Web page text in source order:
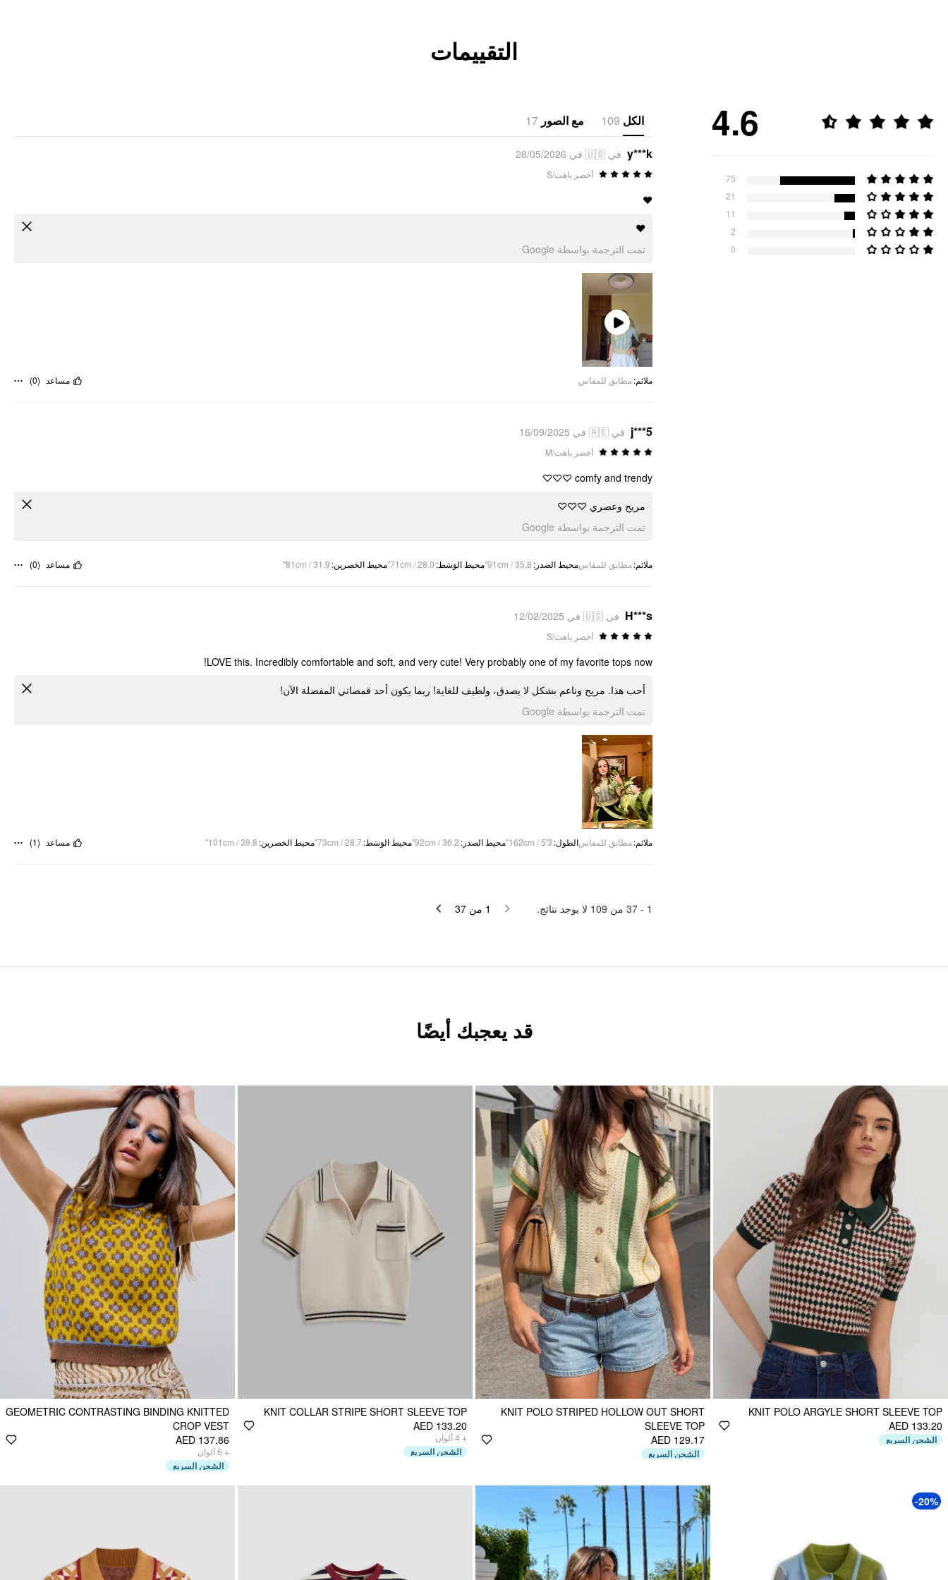
التقييمات
4.6
75
21
11
2
0
الكل 109 مع الصور 17
y***k في 🇺🇸 في 28/05/2026
أخضر باهت/S
❤️
❤️
تمت الترجمة بواسطة Google
Play
Video
ملائم:مطابق للمقاس مساعد (
0
)
j***5 في 🇦🇪 في 16/09/2025
أخضر باهت/M
comfy and trendy ♡♡♡
مريح وعصري ♡♡♡
تمت الترجمة بواسطة Google
ملائم:مطابق للمقاسمحيط الصدر:
91cm / 35.8" محيط الوَسَط:
71cm / 28.0" محيط الخصرين:
81cm / 31.9" مساعد (
0
)
H***s في 🇺🇸 في 12/02/2025
أخضر باهت/S
LOVE this. Incredibly comfortable and soft, and very cute! Very probably one of my favorite tops now!
أحب هذا. مريح وناعم بشكل لا يصدق، ولطيف للغاية! ربما يكون أحد قمصاني المفضلة الآن!
تمت الترجمة بواسطة Google
ملائم:مطابق للمقاسالطول:
162cm / 5'3" محيط الصدر:
92cm / 36.2" محيط الوَسَط:
73cm / 28.7" محيط الخصرين:
101cm / 39.8" مساعد (
1
)
1 -
37 من 109 لا يوجد نتائج. 1 من 37
قد يعجبك أيضًا
KNIT POLO ARGYLE SHORT SLEEVE TOP
AED 133.20
الشحن السريع
KNIT POLO STRIPED HOLLOW OUT SHORT
SLEEVE TOP
AED 129.17
الشحن السريع
KNIT COLLAR STRIPE SHORT SLEEVE TOP
AED 133.20
+
4ألوان
الشحن السريع
GEOMETRIC CONTRASTING BINDING KNITTED
CROP VEST
AED 137.86
+
6ألوان
الشحن السريع
-20%